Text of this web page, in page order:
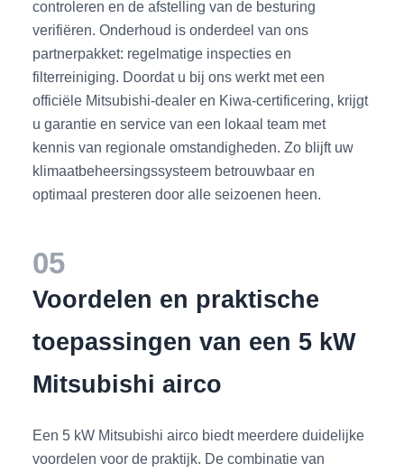
controleren en de afstelling van de besturing
verifiëren. Onderhoud is onderdeel van ons
partnerpakket: regelmatige inspecties en
filterreiniging. Doordat u bij ons werkt met een
officiële Mitsubishi-dealer en Kiwa-certificering, krijgt
u garantie en service van een lokaal team met
kennis van regionale omstandigheden. Zo blijft uw
klimaatbeheersingssysteem betrouwbaar en
optimaal presteren door alle seizoenen heen.
05
Voordelen en praktische
toepassingen van een 5 kW
Mitsubishi airco
Een 5 kW Mitsubishi airco biedt meerdere duidelijke
voordelen voor de praktijk. De combinatie van